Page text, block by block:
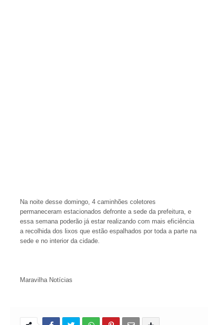
Na noite desse domingo, 4 caminhões coletores
permaneceram estacionados defronte a sede da prefeitura, e
essa semana poderão já estar realizando com mais eficiência
a recolhida dos lixos que estão espalhados por toda a parte na
sede e no interior da cidade.
Maravilha Notícias